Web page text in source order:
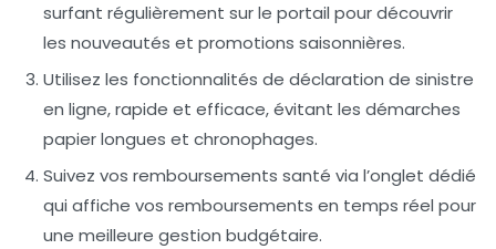
surfant régulièrement sur le portail pour découvrir
les nouveautés et promotions saisonnières.
Utilisez les fonctionnalités de déclaration de sinistre
en ligne, rapide et efficace, évitant les démarches
papier longues et chronophages.
Suivez vos remboursements santé via l’onglet dédié
qui affiche vos remboursements en temps réel pour
une meilleure gestion budgétaire.